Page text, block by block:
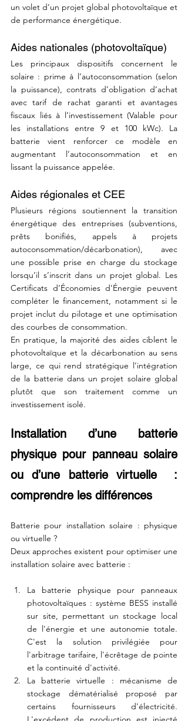
un volet d’un projet global photovoltaïque et
de performance énergétique.
Aides nationales (photovoltaïque)
Les principaux dispositifs concernent le
solaire : prime à l’autoconsommation (selon
la puissance), contrats d’obligation d’achat
avec tarif de rachat garanti et avantages
fiscaux liés à l’investissement (Valable pour
les installations entre 9 et 100 kWc). La
batterie vient renforcer ce modèle en
augmentant l’autoconsommation et en
lissant la puissance appelée.
Aides régionales et CEE
Plusieurs régions soutiennent la transition
énergétique des entreprises (subventions,
prêts bonifiés, appels à projets
autoconsommation/décarbonation), avec
une possible prise en charge du stockage
lorsqu’il s’inscrit dans un projet global. Les
Certificats d’Économies d’Énergie peuvent
compléter le financement, notamment si le
projet inclut du pilotage et une optimisation
des courbes de consommation.
En pratique, la majorité des aides ciblent le
photovoltaïque et la décarbonation au sens
large, ce qui rend stratégique l’intégration
de la batterie dans un projet solaire global
plutôt que son traitement comme un
investissement isolé.
Installation d’une batterie
physique pour panneau solaire
ou d’une batterie virtuelle  :
comprendre les différences
Batterie pour installation solaire : physique
ou virtuelle ?
Deux approches existent pour optimiser une
installation solaire avec batterie :
La batterie physique pour panneaux
photovoltaïques : système BESS installé
sur site, permettant un stockage local
de l'énergie et une autonomie totale.
C'est la solution privilégiée pour
l'arbitrage tarifaire, l'écrêtage de pointe
et la continuité d'activité.
La batterie virtuelle : mécanisme de
stockage dématérialisé proposé par
certains fournisseurs d'électricité.